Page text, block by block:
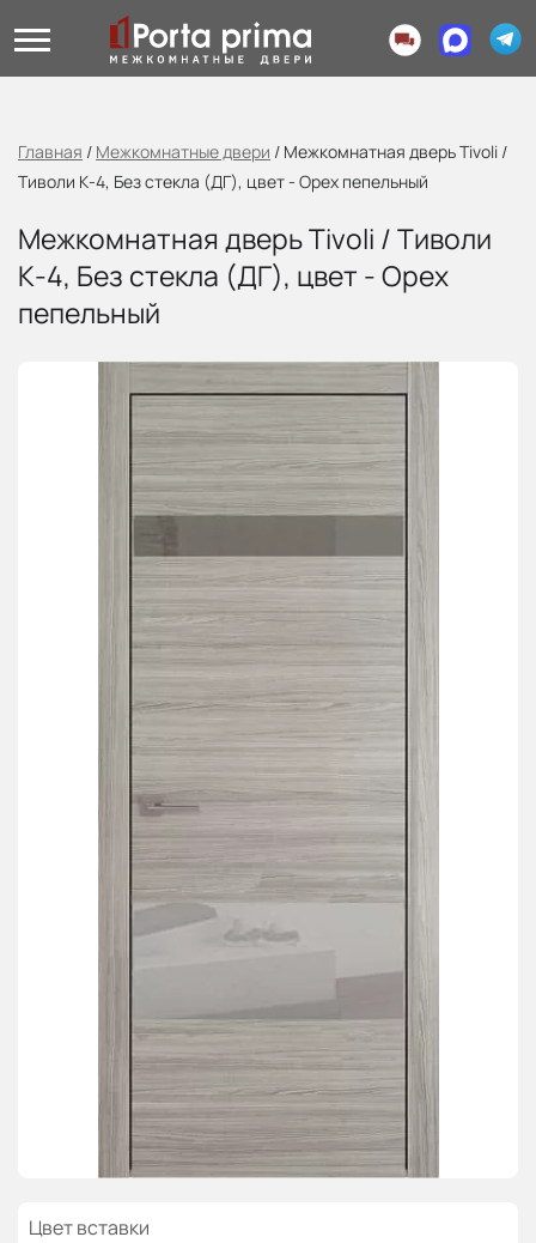
Главная / Межкомнатные двери / Межкомнатная дверь Tivoli /
Тиволи К-4, Без стекла (ДГ), цвет - Орех пепельный
Межкомнатная дверь Tivoli / Тиволи
К-4, Без стекла (ДГ), цвет - Орех
пепельный
Цвет вставки